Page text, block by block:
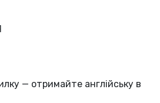
— отримайте англійську в